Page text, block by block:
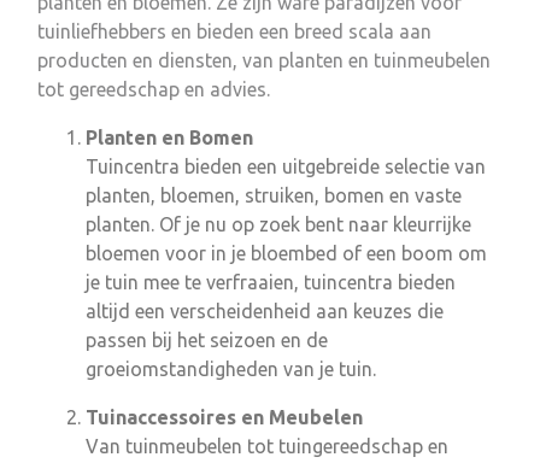
tuinliefhebbers en bieden een breed scala aan
producten en diensten, van planten en tuinmeubelen
tot gereedschap en advies.
Planten en Bomen
Tuincentra bieden een uitgebreide selectie van
planten, bloemen, struiken, bomen en vaste
planten. Of je nu op zoek bent naar kleurrijke
bloemen voor in je bloembed of een boom om
je tuin mee te verfraaien, tuincentra bieden
altijd een verscheidenheid aan keuzes die
passen bij het seizoen en de
groeiomstandigheden van je tuin.
Tuinaccessoires en Meubelen
Van tuinmeubelen tot tuingereedschap en